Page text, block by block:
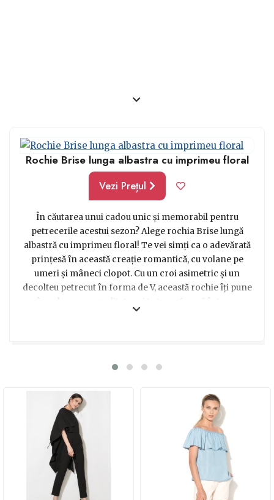
Rochie Brise lunga albastra cu imprimeu floral
Vezi Prețul
În căutarea unui cadou unic și memorabil pentru
petrecerile acestui sezon? Alege rochia Brise lungă
albastră cu imprimeu floral! Te vei simți ca o adevărată
prințesă în această creație romantică, cu volane pe
umeri și mâneci clopot. Cu un croi asimetric și un
decolteu petrecut în forma de V, această rochie îți pune
în valoare senzualitatea și te transformă într-un
orice eveniment! Consultă ghidul de mărimi pentru a
vestimentară care va cuceri inimile tuturor!